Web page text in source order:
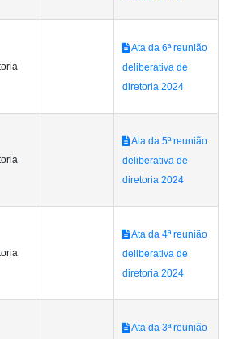
Ata da 6ª reunião
deliberativa de
diretoria 2024
Ata da 5ª reunião
deliberativa de
diretoria 2024
Ata da 4ª reunião
deliberativa de
diretoria 2024
Ata da 3ª reunião